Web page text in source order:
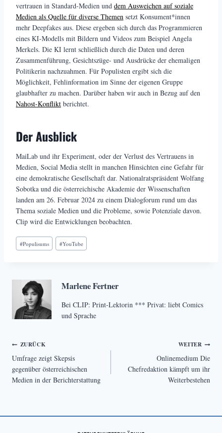
vertrauen in Standard-Medien und dem Ausweichen auf soziale
Medien als Quelle für diverse Themen setzt Konsument*innen
mehr Deepfakes aus. Diese ergeben sich durch das Programmieren
eines KI-Modells mit Bildern und Videos zum Beispiel Angela
Merkels. Die KI lernt schließlich durch die Daten und deren
Zusammenführung, Gesichtszüge- und Ausdrücke der ehemaligen
Politikerin nachzuahmen. Für Populisten ergibt sich die
Möglichkeit, Fehlinformation im Sinne der eigenen Gruppe
glaubhafter zu machen. Darüber haben wir auch in Bezug auf den
Nahost-Konflikt berichtet.
Der Ausblick
MaiLab und ihr Experiment, oder der Verlust des Vertrauens in
Medien, Social Media stellt in manchen Hinsichten eine Gefahr für
eine demokratische Gesellschaft dar. Nationalratspräsident Wolfang
Sobotka und die österreichische Akademie der Wissenschaften
landen am 26. Februar 2024 zu einem Dialogforum rund um das
Thema soziale Medien und die Probleme, sowie Potenziale davon.
Clip wird die Entwicklungen beobachten.
Schlagworte:
#Populisums #YouTube
Marlene Fertner
Bei CLIP: Print-Lektorin *** Privat: liebt Comics
und Sprache
Beitragsnavigation
ZURÜCK
Umfrage zeigt Skepsis
gegenüber österreichischen
Medien in der Berichterstattung
WEITER
Onlinemedium Die
Chefredaktion kämpft um ihr
Weiterbestehen